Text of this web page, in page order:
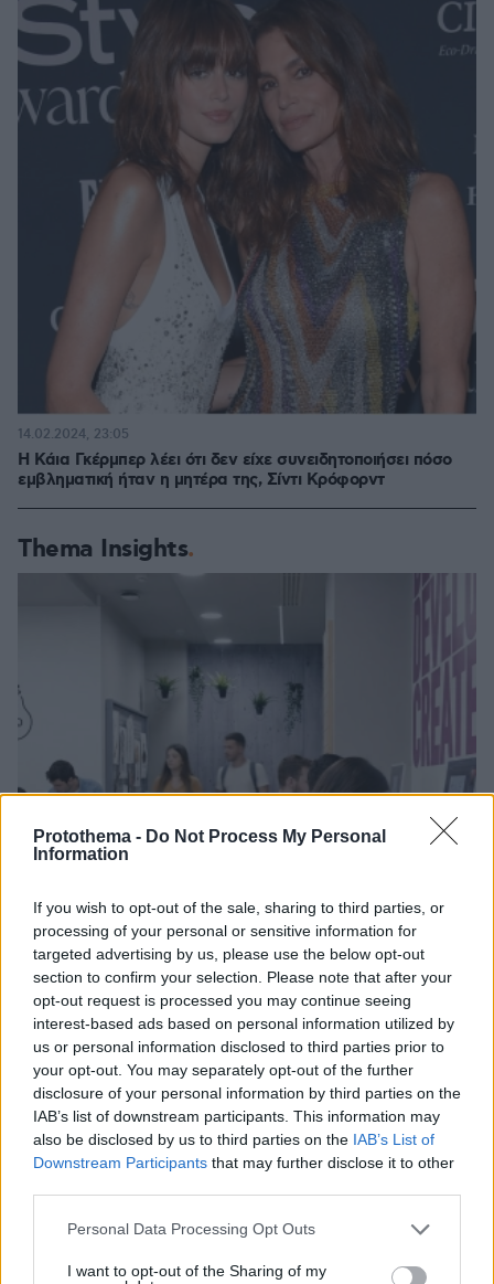
Protothema - Do Not Process My Personal
Information
If you wish to opt-out of the sale, sharing to third parties, or
processing of your personal or sensitive information for
targeted advertising by us, please use the below opt-out
section to confirm your selection. Please note that after your
opt-out request is processed you may continue seeing
interest-based ads based on personal information utilized by
us or personal information disclosed to third parties prior to
your opt-out. You may separately opt-out of the further
disclosure of your personal information by third parties on the
IAB’s list of downstream participants. This information may
also be disclosed by us to third parties on the IAB’s List of
Downstream Participants that may further disclose it to other
Please note that this website/app uses one or more Google
not limited to your visit or usage behaviour. You may click to
Personal Data Processing Opt Outs
I want to opt-out of the Sharing of my
Η Κάια Γκέρμπερ λέει ότι δεν είχε συνειδητοποιήσει πόσο
εμβληματική ήταν η μητέρα της, Σίντι Κρόφορντ
14.02.2024, 23:05
Thema Insights
Κάτι αλλάζει στον χάρτη της πανεπιστημιακής εκπαίδευσης
στην Ελλάδα
03.08.2026, 11:06
Εθνική Τράπεζα: Η κορυφαία επιλογή για τη χρηματοδότηση
μεγάλων έργων
30.07.2026, 15:25
Διασκεδάζουμε υπεύθυνα, επιστρέφουμε με ασφάλεια